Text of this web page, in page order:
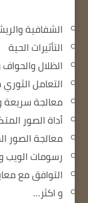
الشفافية
التأثيرات الحية
الظلال
التعامل
معالجة سريعة
أداة الصور
معالجة الصور
رسومات الويب
التوافق مع
و اكثر…